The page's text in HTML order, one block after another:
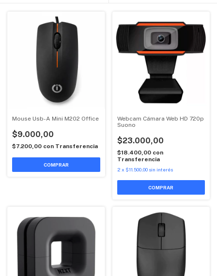
Mouse Usb-A Mini M202 Office
$9.000,00
$7.200,00 con Transferencia
Webcam Cámara Web HD 720p
Suono
$23.000,00
$18.400,00 con
Transferencia
2 x $11.500,00 sin interés